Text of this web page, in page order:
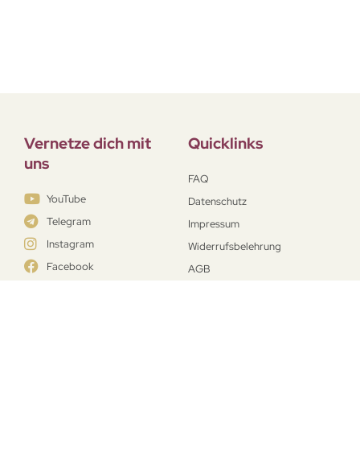
Vernetze dich mit
uns
YouTube
Telegram
Instagram
Facebook
Quicklinks
FAQ
Datenschutz
Impressum
Widerrufsbelehrung
AGB